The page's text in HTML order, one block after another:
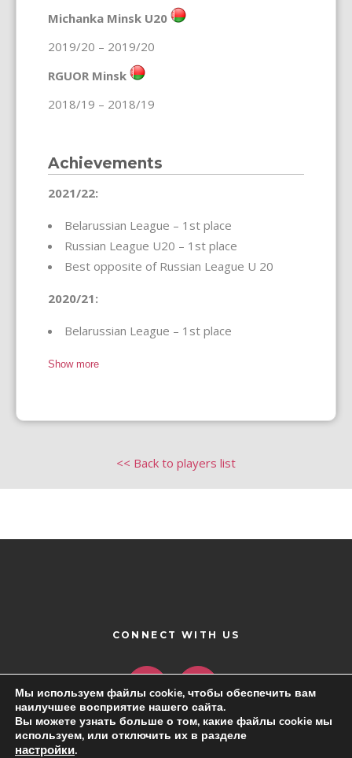
Michanka Minsk U20
2019/20 – 2019/20
RGUOR Minsk
2018/19 – 2018/19
Achievements
2021/22:
Belarussian League – 1st place
Russian League U20 – 1st place
Best opposite of Russian League U 20
2020/21:
Belarussian League – 1st place
Show more
<< Back to players list
CONNECT WITH US
Мы используем файлы cookie, чтобы обеспечить вам
наилучшее восприятие нашего сайта.
Вы можете узнать больше о том, какие файлы cookie мы
используем, или отключить их в разделе
настройки.